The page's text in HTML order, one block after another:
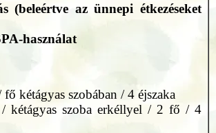
(beleértve az ünnepi étkezéseket
használat
kétágyas szobában / 4 éjszaka
kétágyas szoba erkéllyel / 2 fő / 4